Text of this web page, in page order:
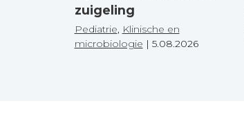
zuigeling
Pediatrie Klinische en
microbiologie | 5.08.2026